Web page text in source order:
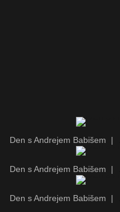
Den s Andrejem Babišem |
Den s Andrejem Babišem |
Den s Andrejem Babišem |